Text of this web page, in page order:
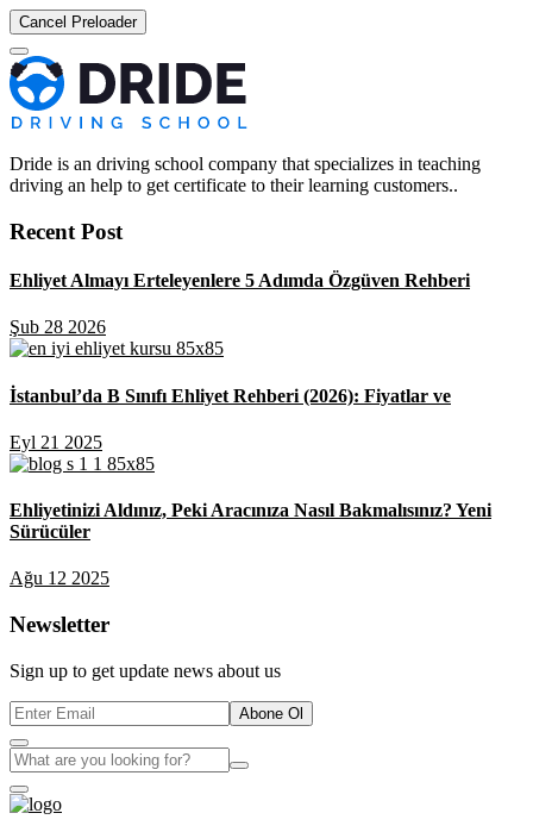
Cancel Preloader
Dride is an driving school company that specializes in teaching
driving an help to get certificate to their learning customers..
Recent Post
Ehliyet Almayı Erteleyenlere 5 Adımda Özgüven Rehberi
Şub 28 2026
İstanbul’da B Sınıfı Ehliyet Rehberi (2026): Fiyatlar ve
Eyl 21 2025
Ehliyetinizi Aldınız, Peki Aracınıza Nasıl Bakmalısınız? Yeni
Sürücüler
Ağu 12 2025
Newsletter
Sign up to get update news about us
Abone Ol